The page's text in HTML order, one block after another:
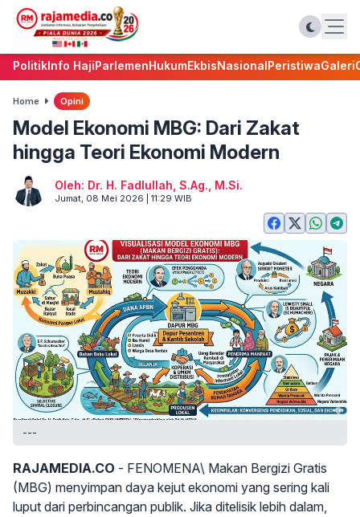
PolitikInfo HajiParlemenHukumEkbisNasionalPeristiwaGaleri
Home Opini
Model Ekonomi MBG: Dari Zakat
hingga Teori Ekonomi Modern
Oleh: Dr. H. Fadlullah, S.Ag., M.Si.
Jumat, 08 Mei 2026 | 11:29 WIB
---
RAJAMEDIA.CO - FENOMENA\ Makan Bergizi Gratis
(MBG) menyimpan daya kejut ekonomi yang sering kali
luput dari perbincangan publik. Jika ditelisik lebih dalam,